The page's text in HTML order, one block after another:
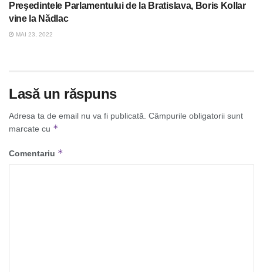
Preşedintele Parlamentului de la Bratislava, Boris Kollar
vine la Nădlac
MAI 23, 2022
Lasă un răspuns
Adresa ta de email nu va fi publicată. Câmpurile obligatorii sunt
marcate cu *
Comentariu *